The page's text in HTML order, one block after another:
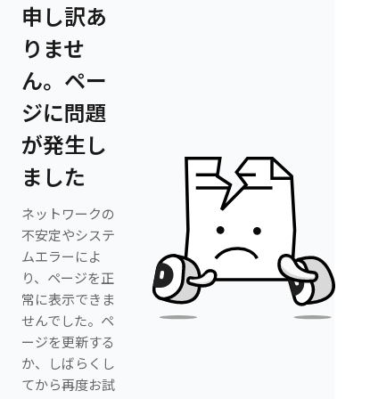
申し訳あ
りませ
ん。ペー
ジに問題
が発生し
ました
ネットワークの
不安定やシステ
ムエラーによ
り、ページを正
常に表示できま
せんでした。ペ
ージを更新する
か、しばらくし
てから再度お試